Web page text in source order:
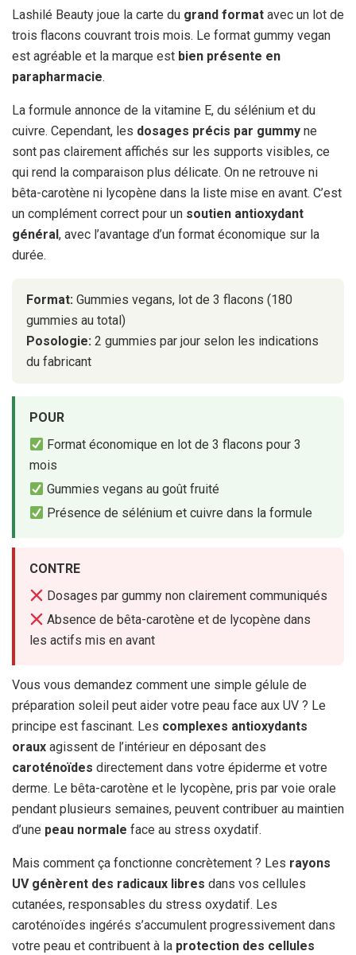
Lashilé Beauty joue la carte du grand format avec un lot de
trois flacons couvrant trois mois. Le format gummy vegan
est agréable et la marque est bien présente en
parapharmacie.
La formule annonce de la vitamine E, du sélénium et du
cuivre. Cependant, les dosages précis par gummy ne
sont pas clairement affichés sur les supports visibles, ce
qui rend la comparaison plus délicate. On ne retrouve ni
bêta-carotène ni lycopène dans la liste mise en avant. C’est
un complément correct pour un soutien antioxydant
général , avec l’avantage d’un format économique sur la
durée.
Format: Gummies vegans, lot de 3 flacons (180
gummies au total)
Posologie: 2 gummies par jour selon les indications
du fabricant
POUR
Format économique en lot de 3 flacons pour 3
mois
Gummies vegans au goût fruité
Présence de sélénium et cuivre dans la formule
CONTRE
Dosages par gummy non clairement communiqués
Absence de bêta-carotène et de lycopène dans
les actifs mis en avant
Vous vous demandez comment une simple gélule de
préparation soleil peut aider votre peau face aux UV ? Le
principe est fascinant. Les complexes antioxydants
oraux agissent de l’intérieur en déposant des
caroténoïdes directement dans votre épiderme et votre
derme. Le bêta-carotène et le lycopène, pris par voie orale
pendant plusieurs semaines, peuvent contribuer au maintien
d’une peau normale face au stress oxydatif.
Mais comment ça fonctionne concrètement ? Les rayons
UV génèrent des radicaux libres dans vos cellules
cutanées, responsables du stress oxydatif. Les
caroténoïdes ingérés s’accumulent progressivement dans
votre peau et contribuent à la protection des cellules